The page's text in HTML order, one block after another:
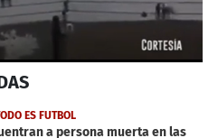
ES FUTBOL
a persona muerta en las